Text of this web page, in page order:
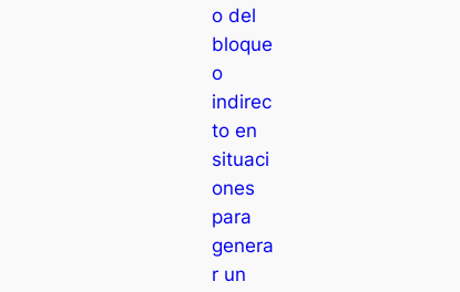
o del
bloque
o
indirec
to en
situaci
ones
para
genera
r un